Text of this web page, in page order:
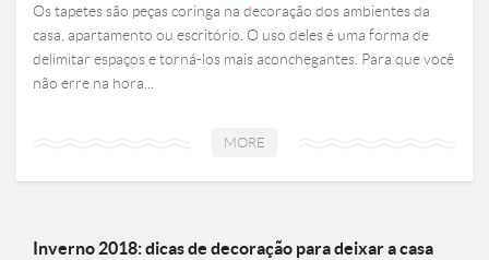
Os tapetes são peças coringa na decoração dos ambientes da
casa, apartamento ou escritório. O uso deles é uma forma de
delimitar espaços e torná-los mais aconchegantes. Para que você
não erre na hora...
MORE
Inverno 2018: dicas de decoração para deixar a casa